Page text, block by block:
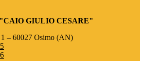
"CAIO GIULIO CESARE"
– 60027 Osimo (AN)